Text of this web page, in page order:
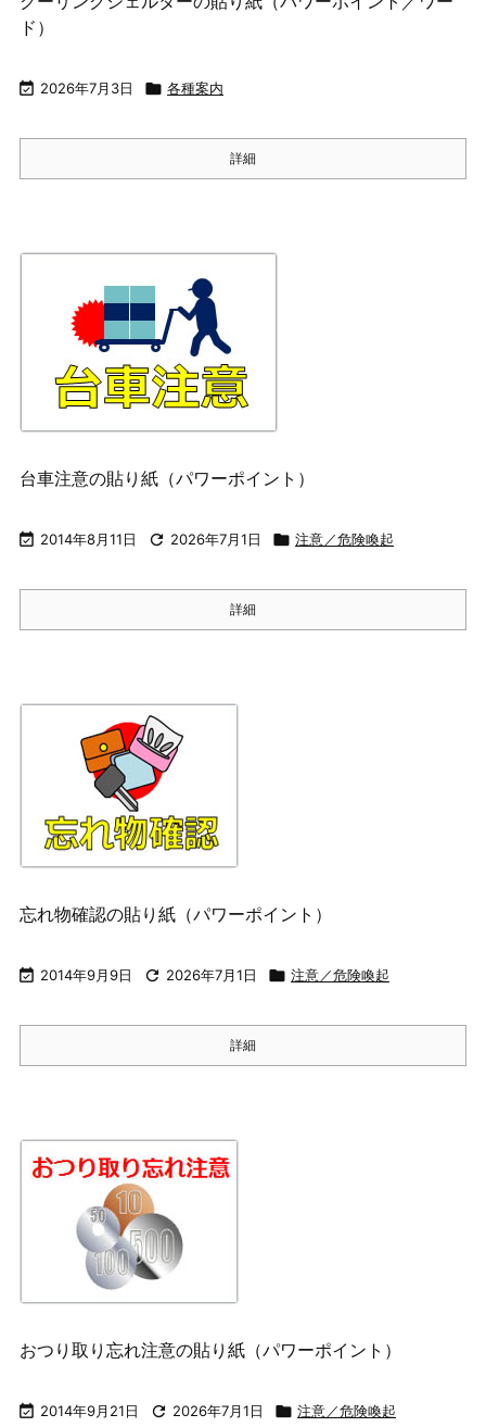
ド）
 2026年7月3日  各種案内
詳細
台車注意の貼り紙（パワーポイント）
 2014年8月11日  2026年7月1日  注意／危険喚起
詳細
忘れ物確認の貼り紙（パワーポイント）
 2014年9月9日  2026年7月1日  注意／危険喚起
詳細
おつり取り忘れ注意の貼り紙（パワーポイント）
 2014年9月21日  2026年7月1日  注意／危険喚起